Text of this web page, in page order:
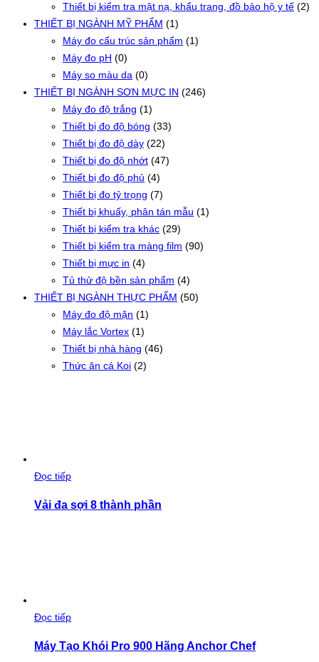
Thiết bị kiểm tra mặt nạ, khẩu trang, đồ bảo hộ y tế (2)
THIẾT BỊ NGÀNH MỸ PHẨM (1)
Máy đo cấu trúc sản phẩm (1)
Máy đo pH (0)
Máy so màu da (0)
THIẾT BỊ NGÀNH SƠN MỰC IN (246)
Máy đo độ trắng (1)
Thiết bị đo độ bóng (33)
Thiết bị đo độ dày (22)
Thiết bị đo độ nhớt (47)
Thiết bị đo độ phủ (4)
Thiết bị đo tỷ trọng (7)
Thiết bị khuấy, phân tán mẫu (1)
Thiết bị kiểm tra khác (29)
Thiết bị kiểm tra màng film (90)
Thiết bị mực in (4)
Tủ thử độ bền sản phẩm (4)
THIẾT BỊ NGÀNH THỰC PHẨM (50)
Máy đo độ mặn (1)
Máy lắc Vortex (1)
Thiết bị nhà hàng (46)
Thức ăn cá Koi (2)
Đọc tiếp
Vải đa sợi 8 thành phần
Đọc tiếp
Máy Tạo Khói Pro 900 Hãng Anchor Chef